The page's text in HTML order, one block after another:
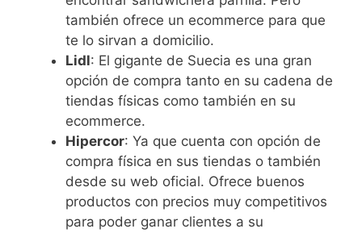
también ofrece un ecommerce para que
te lo sirvan a domicilio.
Lidl: El gigante de Suecia es una gran
opción de compra tanto en su cadena de
tiendas físicas como también en su
ecommerce.
Hipercor: Ya que cuenta con opción de
compra física en sus tiendas o también
desde su web oficial. Ofrece buenos
productos con precios muy competitivos
para poder ganar clientes a su